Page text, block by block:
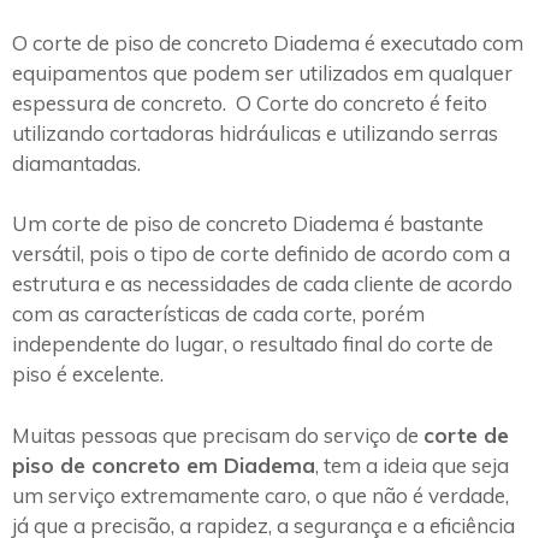
O corte de piso de concreto Diadema é executado com
equipamentos que podem ser utilizados em qualquer
espessura de concreto. O Corte do concreto é feito
utilizando cortadoras hidráulicas e utilizando serras
diamantadas.
Um corte de piso de concreto Diadema é bastante
versátil, pois o tipo de corte definido de acordo com a
estrutura e as necessidades de cada cliente de acordo
com as características de cada corte, porém
independente do lugar, o resultado final do corte de
piso é excelente.
Muitas pessoas que precisam do serviço de corte de
piso de concreto em Diadema, tem a ideia que seja
um serviço extremamente caro, o que não é verdade,
já que a precisão, a rapidez, a segurança e a eficiência